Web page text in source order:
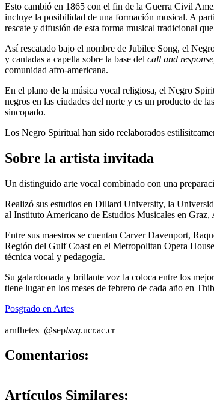
Esto cambió en 1865 con el fin de la Guerra Civil
incluye la posibilidad de una formación musical. A
rescate y difusión de esta forma musical tradicional
Así rescatado bajo el nombre de Jubilee Song, el
y cantadas a capella sobre la base del call and response
comunidad afro-americana.
En el plano de la música vocal religiosa, el Negro
negros en las ciudades del norte y es un producto de
sincopado.
Los Negro Spiritual han sido reelaborados
Sobre la artista invitada
Un distinguido arte vocal combinado con una
Realizó sus estudios en Dillard University, la
al Instituto Americano de Estudios Musicales en Graz,
Entre sus maestros se cuentan Carver Davenport,
Región del Gulf Coast en el Metropolitan Opera
técnica vocal y pedagogía.
Su galardonada y brillante voz la coloca entre los
tiene lugar en los meses de febrero de cada año en
Posgrado en Artes
arnfhetes @seplsvg.ucr.ac.cr
Comentarios:
Artículos Similares: